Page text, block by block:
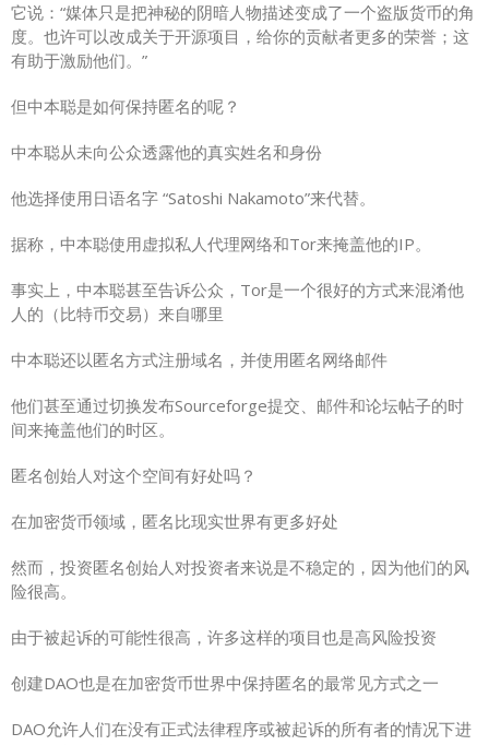
它说：“媒体只是把神秘的阴暗人物描述变成了一个盗版货币的角
度。也许可以改成关于开源项目，给你的贡献者更多的荣誉；这
有助于激励他们。”
但中本聪是如何保持匿名的呢？
中本聪从未向公众透露他的真实姓名和身份
他选择使用日语名字 “Satoshi Nakamoto”来代替。
据称，中本聪使用虚拟私人代理网络和Tor来掩盖他的IP。
事实上，中本聪甚至告诉公众，Tor是一个很好的方式来混淆他
人的（比特币交易）来自哪里
中本聪还以匿名方式注册域名，并使用匿名网络邮件
他们甚至通过切换发布Sourceforge提交、邮件和论坛帖子的时
间来掩盖他们的时区。
匿名创始人对这个空间有好处吗？
在加密货币领域，匿名比现实世界有更多好处
然而，投资匿名创始人对投资者来说是不稳定的，因为他们的风
险很高。
由于被起诉的可能性很高，许多这样的项目也是高风险投资
创建DAO也是在加密货币世界中保持匿名的最常见方式之一
DAO允许人们在没有正式法律程序或被起诉的所有者的情况下进